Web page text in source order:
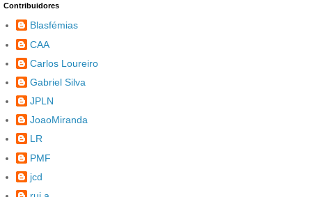
Contribuidores
Blasfémias
CAA
Carlos Loureiro
Gabriel Silva
JPLN
JoaoMiranda
LR
PMF
jcd